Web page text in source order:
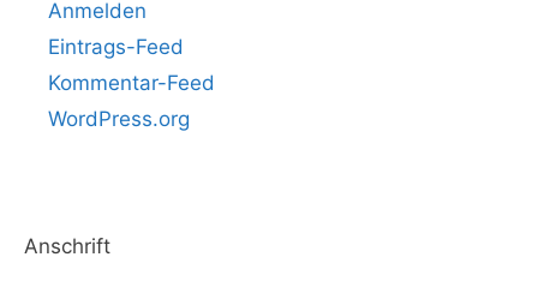
Anmelden
Eintrags-Feed
Kommentar-Feed
WordPress.org
Anschrift